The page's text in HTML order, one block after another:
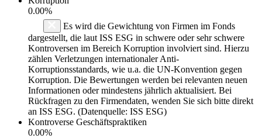
0.00%
Es wird die Gewichtung von Firmen im Fonds
dargestellt, die laut ISS ESG in schwere oder sehr schwere
Kontroversen im Bereich Korruption involviert sind. Hierzu
zählen Verletzungen internationaler Anti-
Korruptionsstandards, wie u.a. die UN-Konvention gegen
Korruption. Die Bewertungen werden bei relevanten neuen
Informationen oder mindestens jährlich aktualisiert. Bei
Rückfragen zu den Firmendaten, wenden Sie sich bitte direkt
an ISS ESG. (Datenquelle: ISS ESG)
Kontroverse Geschäftspraktiken
0.00%